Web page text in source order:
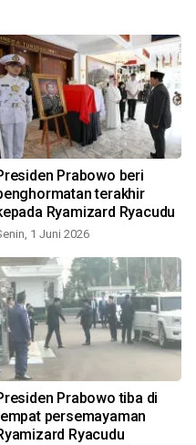
Prabowo beri
terakhir
Ryamizard Ryacudu
1 Juni 2026
Prabowo tiba di
persemayaman
Ryacudu